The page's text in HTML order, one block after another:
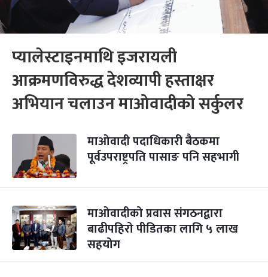
प्यालेस्टाइनमाथि इजरायली
आक्रमणविरुद्ध देशव्यापी हस्ताक्षर
अभियान चलाउन माओवादीको सर्कुलर
माओवादी पदाधिकारी बैठकमा
पूर्वउपराष्ट्रपति पासाङ पनि सहभागी
माओवादीको प्रवास संगठनद्वारा
बाढीपहिरो पीडितका लागि ५ लाख
सहयोग